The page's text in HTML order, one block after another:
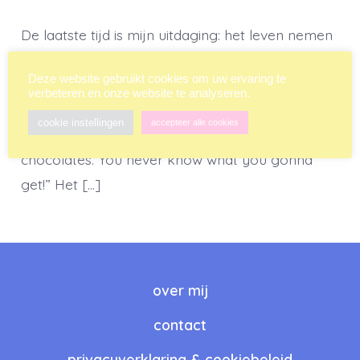
De laatste tijd is mijn uitdaging: het leven nemen
waar ik weinig invloed op heb (hoe graag ik ook
zou willen!). Zoals Tom Hanks al zei als Forrest
Gump in de gelijknamige film: “Life’s like a box of
chocolates. You never know what you gonna
get!” Het […]
over mij
contact
Deze website gebruikt cookies om uw ervaring te
verbeteren en onze website te analyseren.
cookie instellingen accepteer alle cookies